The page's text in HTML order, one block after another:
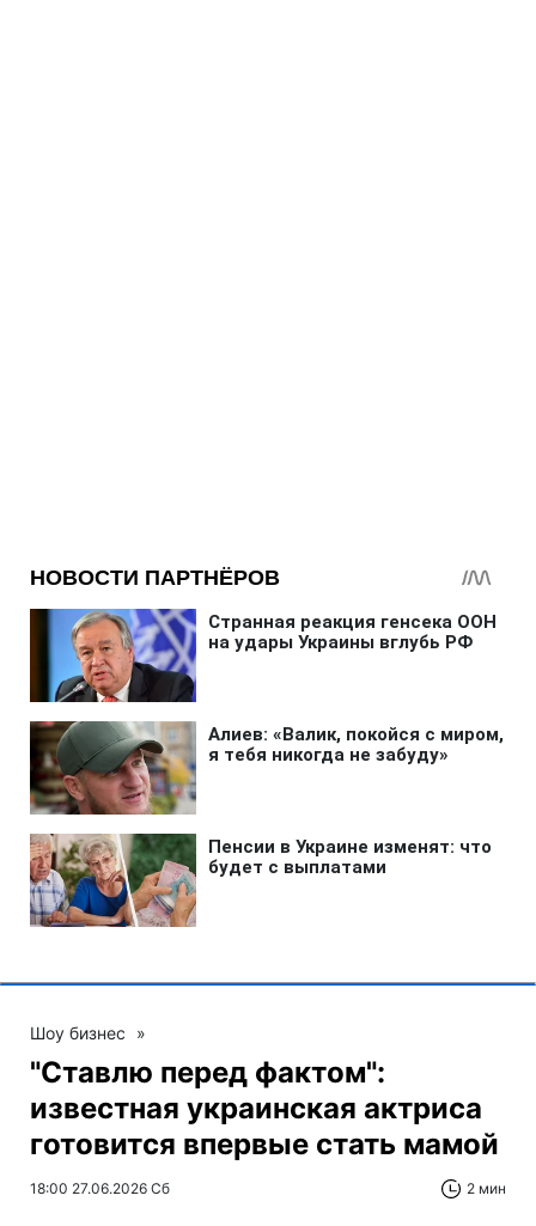
Шоу бизнес »
"Ставлю перед фактом":
известная украинская актриса
готовится впервые стать мамой
18:00 27.06.2026 Сб 2 мин